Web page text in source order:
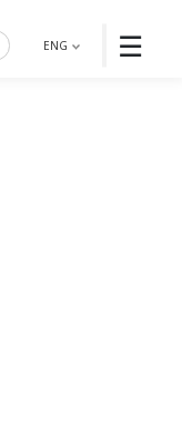
☰
ENG